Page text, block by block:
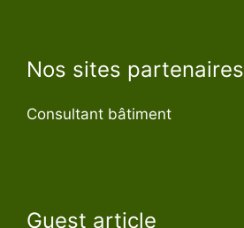
Nos sites partenaires
Consultant bâtiment
Guest article